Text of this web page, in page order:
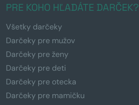
PRE KOHO HĽADÁTE DARČEK?
Všetky darčeky
Darčeky pre mužov
Darčeky pre ženy
Darčeky pre deti
Darčeky pre otecka
Darčeky pre mamičku